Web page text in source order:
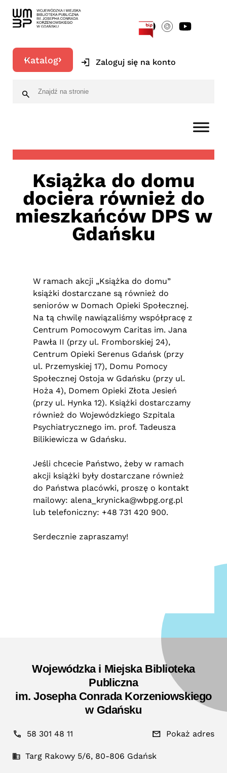
Katalog Zaloguj się na konto
Książka do domu
dociera również do
mieszkańców DPS w
Gdańsku
W ramach akcji „Książka do domu”
książki dostarczane są również do
seniorów w Domach Opieki Społecznej.
Na tą chwilę nawiązaliśmy współpracę z
Centrum Pomocowym Caritas im. Jana
Pawła II (przy ul. Fromborskiej 24),
Centrum Opieki Serenus Gdańsk (przy
ul. Przemyskiej 17), Domu Pomocy
Społecznej Ostoja w Gdańsku (przy ul.
Hoża 4), Domem Opieki Złota Jesień
(przy ul. Hynka 12). Książki dostarczamy
również do Wojewódzkiego Szpitala
Psychiatrycznego im. prof. Tadeusza
Bilikiewicza w Gdańsku.
Jeśli chcecie Państwo, żeby w ramach
akcji książki były dostarczane również
do Państwa placówki, proszę o kontakt
mailowy: alena_krynicka@wbpg.org.pl
lub telefoniczny: +48 731 420 900.
Serdecznie zapraszamy!
Wojewódzka i Miejska Biblioteka
Publiczna
im. Josepha Conrada Korzeniowskiego
w Gdańsku
58 301 48 11 Pokaż adres
Targ Rakowy 5/6, 80-806 Gdańsk